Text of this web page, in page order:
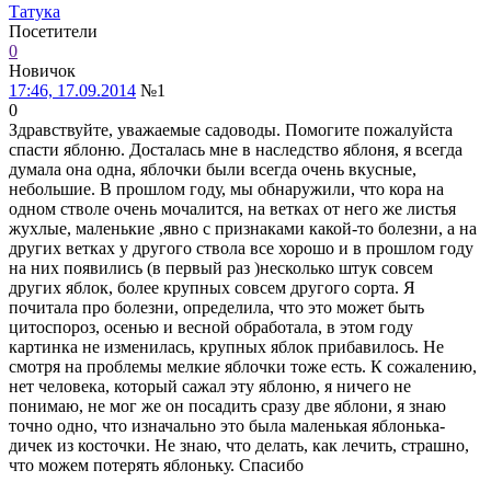
Татука
Посетители
0
Новичок
17:46, 17.09.2014 №1
0
Здравствуйте, уважаемые садоводы. Помогите пожалуйста
спасти яблоню. Досталась мне в наследство яблоня, я всегда
думала она одна, яблочки были всегда очень вкусные,
небольшие. В прошлом году, мы обнаружили, что кора на
одном стволе очень мочалится, на ветках от него же листья
жухлые, маленькие ,явно с признаками какой-то болезни, а на
других ветках у другого ствола все хорошо и в прошлом году
на них появились (в первый раз )несколько штук совсем
других яблок, более крупных совсем другого сорта. Я
почитала про болезни, определила, что это может быть
цитоспороз, осенью и весной обработала, в этом году
картинка не изменилась, крупных яблок прибавилось. Не
смотря на проблемы мелкие яблочки тоже есть. К сожалению,
нет человека, который сажал эту яблоню, я ничего не
понимаю, не мог же он посадить сразу две яблони, я знаю
точно одно, что изначально это была маленькая яблонька-
дичек из косточки. Не знаю, что делать, как лечить, страшно,
что можем потерять яблоньку. Спасибо